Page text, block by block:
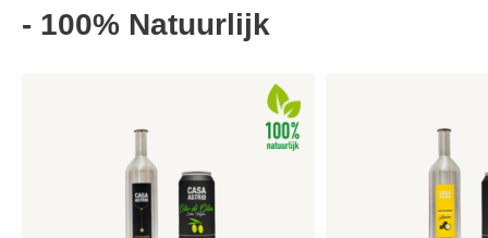
- 100% Natuurlijk